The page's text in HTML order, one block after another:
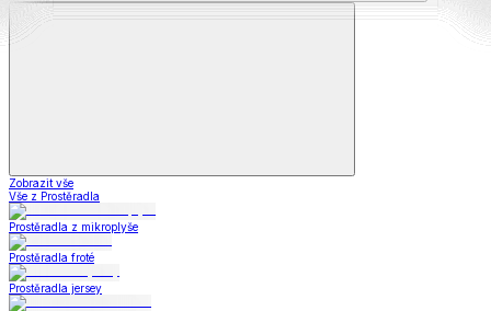
Zobrazit vše
Vše z Prostěradla
Prostěradla z mikroplyše
Prostěradla froté
Prostěradla jersey